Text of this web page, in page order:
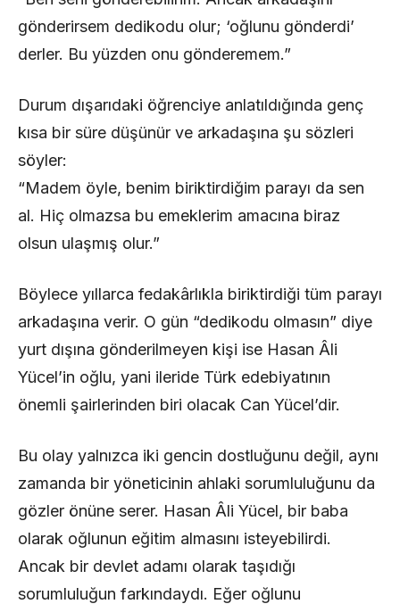
gönderirsem dedikodu olur; ‘oğlunu gönderdi’
derler. Bu yüzden onu gönderemem.”
Durum dışarıdaki öğrenciye anlatıldığında genç
kısa bir süre düşünür ve arkadaşına şu sözleri
söyler:
“Madem öyle, benim biriktirdiğim parayı da sen
al. Hiç olmazsa bu emeklerim amacına biraz
olsun ulaşmış olur.”
Böylece yıllarca fedakârlıkla biriktirdiği tüm parayı
arkadaşına verir. O gün “dedikodu olmasın” diye
yurt dışına gönderilmeyen kişi ise Hasan Âli
Yücel’in oğlu, yani ileride Türk edebiyatının
önemli şairlerinden biri olacak Can Yücel’dir.
Bu olay yalnızca iki gencin dostluğunu değil, aynı
zamanda bir yöneticinin ahlaki sorumluluğunu da
gözler önüne serer. Hasan Âli Yücel, bir baba
olarak oğlunun eğitim almasını isteyebilirdi.
Ancak bir devlet adamı olarak taşıdığı
sorumluluğun farkındaydı. Eğer oğlunu